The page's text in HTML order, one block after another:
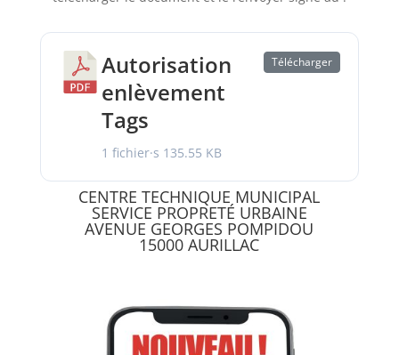
Autorisation
enlèvement
Tags
1 fichier·s 135.55 KB
Télécharger
CENTRE TECHNIQUE MUNICIPAL
SERVICE PROPRETÉ URBAINE
AVENUE GEORGES POMPIDOU
15000 AURILLAC